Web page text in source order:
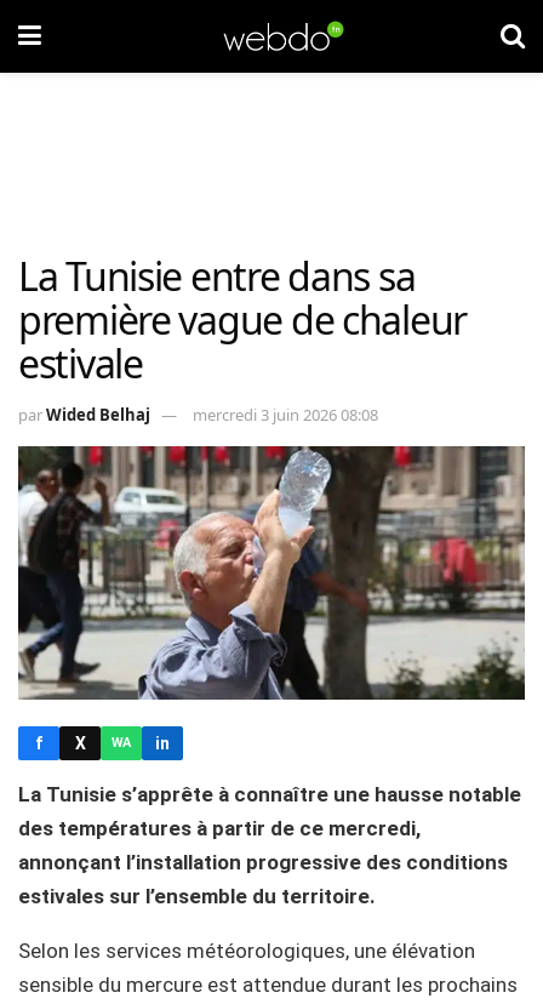
La Tunisie entre dans sa
première vague de chaleur
estivale
parWided Belhaj mercredi 3 juin 2026 08:08
f X WA in
La Tunisie s’apprête à connaître une hausse notable
des températures à partir de ce mercredi,
annonçant l’installation progressive des conditions
estivales sur l’ensemble du territoire.
Selon les services météorologiques, une élévation
sensible du mercure est attendue durant les prochains